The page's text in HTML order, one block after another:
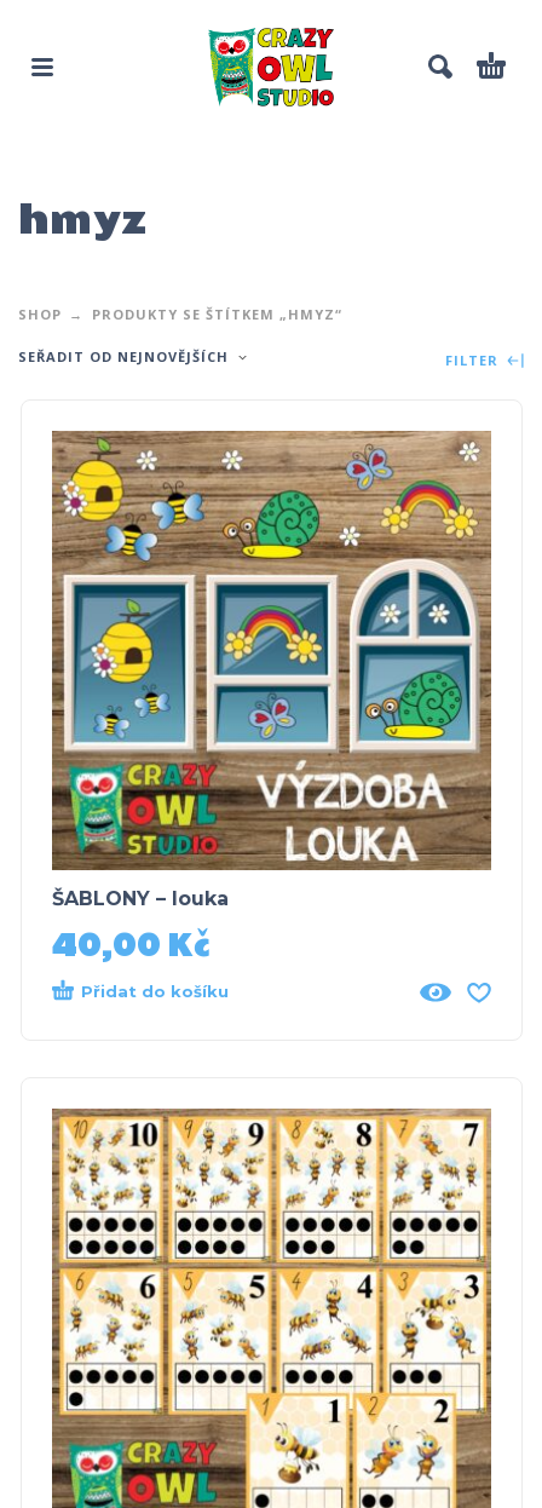
hmyz
SHOP PRODUKTY SE ŠTÍTKEM „HMYZ“
SEŘADIT OD NEJNOVĚJŠÍCH FILTER
ŠABLONY – louka
40,00 Kč
Přidat do košíku